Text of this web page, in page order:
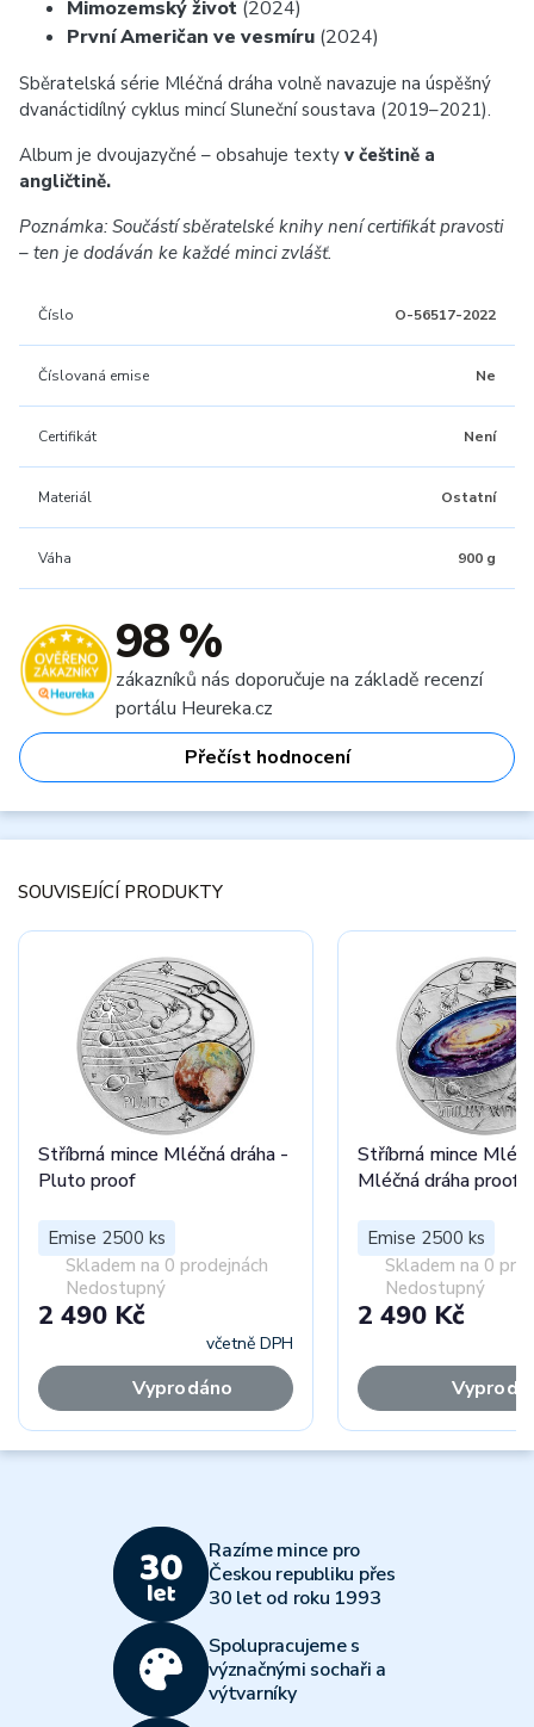
Mimozemský život (2024)
První Američan ve vesmíru (2024)
Sběratelská série Mléčná dráha volně navazuje na úspěšný
dvanáctidílný cyklus mincí Sluneční soustava (2019–2021).
Album je dvoujazyčné – obsahuje texty v češtině a
angličtině.
Poznámka: Součástí sběratelské knihy není certifikát pravosti
– ten je dodáván ke každé minci zvlášť.
Číslo O-56517-2022
Číslovaná emise Ne
Certifikát Není
Materiál Ostatní
Váha 900 g
98 %
zákazníků nás doporučuje na základě recenzí
portálu Heureka.cz
Přečíst hodnocení
SOUVISEJÍCÍ PRODUKTY
Stříbrná mince Mléčná dráha -
Pluto proof
Emise 2500 ks
Skladem na 0 prodejnách
Nedostupný
2 490 Kč
včetně DPH
Vyprodáno
Stříbrná mince
Mléčná dráha proof
Emise 2500 ks
Skladem na 0
Nedostupný
2 490 Kč
Razíme mince pro
Českou republiku přes
30 let od roku 1993
Spolupracujeme s
význačnými sochaři a
výtvarníky